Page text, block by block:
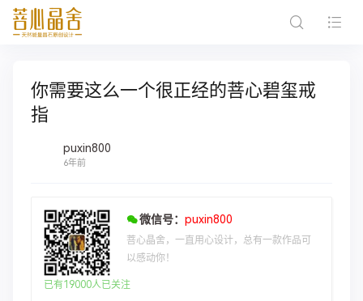
你需要这么一个很正经的菩心碧玺戒
指
puxin800
6年前
微信号： puxin800
菩心晶舍，一直用心设计，总有一款作品可
以感动你！
已有19000人已关注